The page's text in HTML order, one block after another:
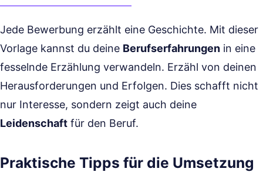
Jede Bewerbung erzählt eine Geschichte. Mit dieser
Vorlage kannst du deine Berufserfahrungen in eine
fesselnde Erzählung verwandeln. Erzähl von deinen
Herausforderungen und Erfolgen. Dies schafft nicht
nur Interesse, sondern zeigt auch deine
Leidenschaft für den Beruf.
Praktische Tipps für die Umsetzung